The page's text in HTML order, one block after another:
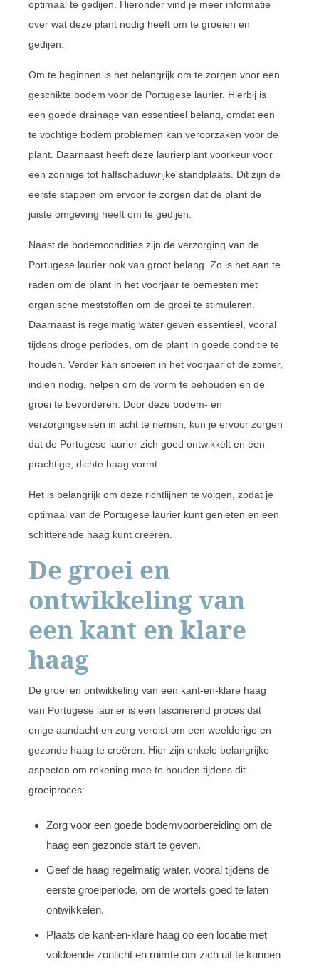
optimaal te gedijen. Hieronder vind je meer informatie
over wat deze plant nodig heeft om te groeien en
gedijen:
Om te beginnen is het belangrijk om te zorgen voor een
geschikte bodem voor de Portugese laurier. Hierbij is
een goede drainage van essentieel belang, omdat een
te vochtige bodem problemen kan veroorzaken voor de
plant. Daarnaast heeft deze laurierplant voorkeur voor
een zonnige tot halfschaduwrijke standplaats. Dit zijn de
eerste stappen om ervoor te zorgen dat de plant de
juiste omgeving heeft om te gedijen.
Naast de bodemcondities zijn de verzorging van de
Portugese laurier ook van groot belang. Zo is het aan te
raden om de plant in het voorjaar te bemesten met
organische meststoffen om de groei te stimuleren.
Daarnaast is regelmatig water geven essentieel, vooral
tijdens droge periodes, om de plant in goede conditie te
houden. Verder kan snoeien in het voorjaar of de zomer,
indien nodig, helpen om de vorm te behouden en de
groei te bevorderen. Door deze bodem- en
verzorgingseisen in acht te nemen, kun je ervoor zorgen
dat de Portugese laurier zich goed ontwikkelt en een
prachtige, dichte haag vormt.
Het is belangrijk om deze richtlijnen te volgen, zodat je
optimaal van de Portugese laurier kunt genieten en een
schitterende haag kunt creëren.
De groei en
ontwikkeling van
een kant en klare
haag
De groei en ontwikkeling van een kant-en-klare haag
van Portugese laurier is een fascinerend proces dat
enige aandacht en zorg vereist om een weelderige en
gezonde haag te creëren. Hier zijn enkele belangrijke
aspecten om rekening mee te houden tijdens dit
groeiproces:
Zorg voor een goede bodemvoorbereiding om de
haag een gezonde start te geven.
Geef de haag regelmatig water, vooral tijdens de
eerste groeiperiode, om de wortels goed te laten
ontwikkelen.
Plaats de kant-en-klare haag op een locatie met
voldoende zonlicht en ruimte om zich uit te kunnen